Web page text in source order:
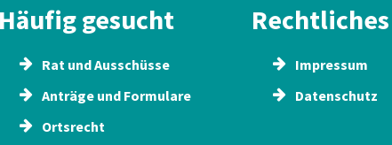
Häufig gesucht
Rat und Ausschüsse
Anträge und Formulare
Ortsrecht
Rechtliches
Impressum
Datenschutz